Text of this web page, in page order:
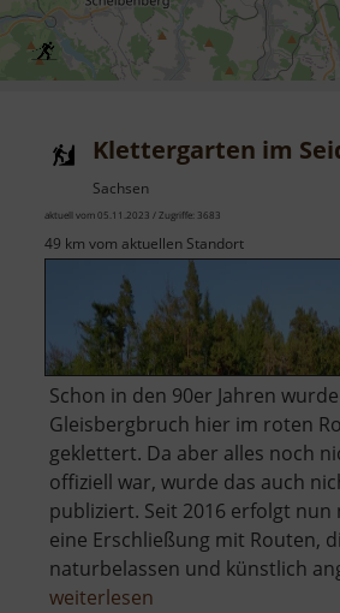
Klettergarten im
Sachsen
aktuell vom 05.11.2023 / Zugriffe: 3683
49 km vom aktuellen Standort
Schon in den 90er Jahren
Gleisbergbruch hier im roten
geklettert. Da aber alles noch
offiziell war, wurde das auch
publiziert. Seit 2016 erfolgt nun
eine Erschließung mit Routen,
naturbelassen und künstlich
weiterlesen